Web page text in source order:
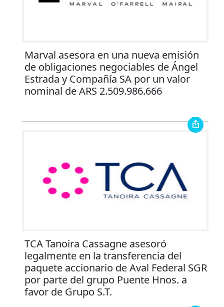
Marval asesora en una nueva emisión
de obligaciones negociables de Ángel
Estrada y Compañía SA por un valor
nominal de ARS 2.509.986.666
TCA Tanoira Cassagne asesoró
legalmente en la transferencia del
paquete accionario de Aval Federal SGR
por parte del grupo Puente Hnos. a
favor de Grupo S.T.